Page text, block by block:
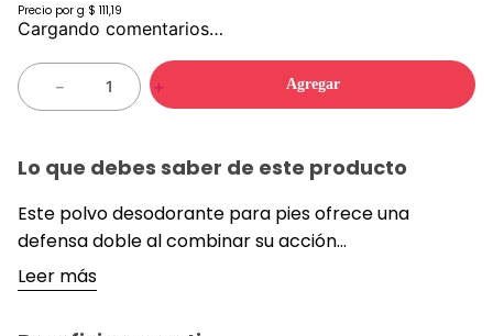
Precio por g $ 111,19
Cargando comentarios…
＋
－ Agregar
Lo que debes saber de este producto
Este polvo desodorante para pies ofrece una
defensa doble al combinar su acción
antitranspirante con potentes agentes
antibacteriales que eliminan los microorganismos
Leer más